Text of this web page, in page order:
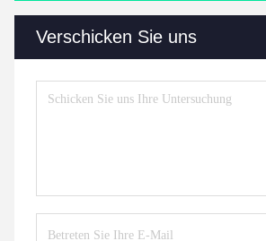
Verschicken Sie uns